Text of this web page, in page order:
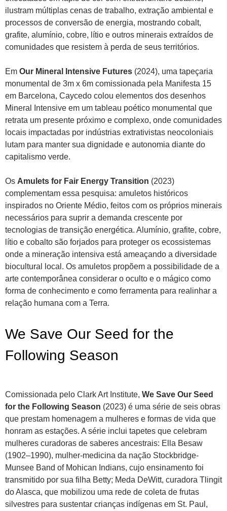
ilustram múltiplas cenas de trabalho, extração ambiental e
processos de conversão de energia, mostrando cobalt,
grafite, alumínio, cobre, lítio e outros minerais extraídos de
comunidades que resistem à perda de seus territórios.
Em Our Mineral Intensive Futures (2024), uma tapeçaria
monumental de 3m x 6m comissionada pela Manifesta 15
em Barcelona, Caycedo colou elementos dos desenhos
Mineral Intensive em um tableau poético monumental que
retrata um presente próximo e complexo, onde comunidades
locais impactadas por indústrias extrativistas neocoloniais
lutam para manter sua dignidade e autonomia diante do
capitalismo verde.
Os Amulets for Fair Energy Transition (2023)
complementam essa pesquisa: amuletos históricos
inspirados no Oriente Médio, feitos com os próprios minerais
necessários para suprir a demanda crescente por
tecnologias de transição energética. Alumínio, grafite, cobre,
lítio e cobalto são forjados para proteger os ecossistemas
onde a mineração intensiva está ameaçando a diversidade
biocultural local. Os amuletos propõem a possibilidade de a
arte contemporânea considerar o oculto e o mágico como
forma de conhecimento e como ferramenta para realinhar a
relação humana com a Terra.
We Save Our Seed for the
Following Season
Comissionada pelo Clark Art Institute, We Save Our Seed
for the Following Season (2023) é uma série de seis obras
que prestam homenagem a mulheres e formas de vida que
honram as estações. A série inclui tapetes que celebram
mulheres curadoras de saberes ancestrais: Ella Besaw
(1902–1990), mulher-medicina da nação Stockbridge-
Munsee Band of Mohican Indians, cujo ensinamento foi
transmitido por sua filha Betty; Meda DeWitt, curadora Tlingit
do Alasca, que mobilizou uma rede de coleta de frutas
silvestres para sustentar crianças indígenas em St. Paul,